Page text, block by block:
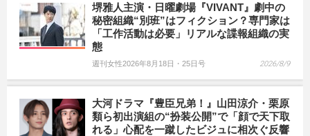
堺雅人主演・日曜劇場『VIVANT』劇中の
秘密組織“別班”はフィクション？専門家は
「工作活動は必要」リアルな諜報組織の実
態
週刊女性2026年8月18日・25日号 2026/8/9
大河ドラマ『豊臣兄弟！』山田涼介・栗原
類ら初出演組の“扮装公開”で「顔で天下取
れる」心配を一蹴したビジュに相次ぐ反響